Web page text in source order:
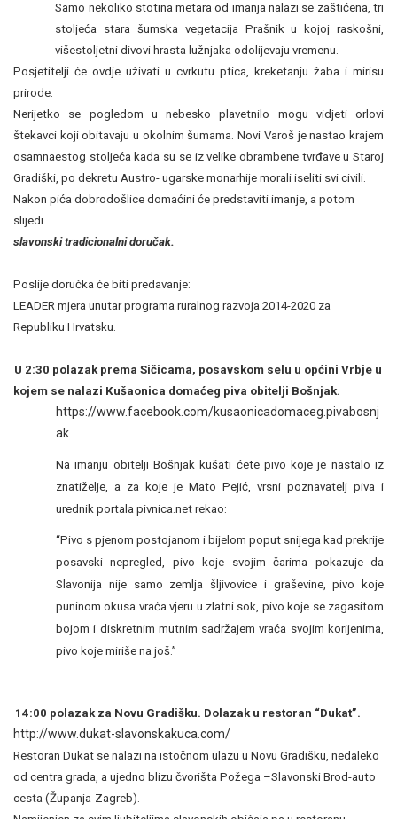
Samo nekoliko stotina metara od imanja nalazi se zaštićena, tri
stoljeća stara šumska vegetacija Prašnik u kojoj raskošni,
višestoljetni divovi hrasta lužnjaka odolijevaju vremenu.
Posjetitelji će ovdje uživati u cvrkutu ptica, kreketanju žaba i mirisu
prirode.
Nerijetko se pogledom u nebesko plavetnilo mogu vidjeti orlovi
štekavci koji obitavaju u okolnim šumama. Novi Varoš je nastao krajem
osamnaestog stoljeća kada su se iz velike obrambene tvrđave u Staroj
Gradiški, po dekretu Austro- ugarske monarhije morali iseliti svi civili.
Nakon pića dobrodošlice domaćini će predstaviti imanje, a potom
slijedi
slavonski tradicionalni doručak.
Poslije doručka će biti predavanje:
LEADER mjera unutar programa ruralnog razvoja 2014-2020 za
Republiku Hrvatsku.
U 2:30 polazak prema Sičicama, posavskom selu u općini Vrbje u
kojem se nalazi Kušaonica domaćeg piva obitelji Bošnjak.
https://www.facebook.com/kusaonicadomaceg.pivabosnj
ak
Na imanju obitelji Bošnjak kušati ćete pivo koje je nastalo iz
znatiželje, a za koje je Mato Pejić, vrsni poznavatelj piva i
urednik portala pivnica.net rekao:
“Pivo s pjenom postojanom i bijelom poput snijega kad prekrije
posavski nepregled, pivo koje svojim čarima pokazuje da
Slavonija nije samo zemlja šljivovice i graševine, pivo koje
puninom okusa vraća vjeru u zlatni sok, pivo koje se zagasitom
bojom i diskretnim mutnim sadržajem vraća svojim korijenima,
pivo koje miriše na još.”
U 14:00 polazak za Novu Gradišku. Dolazak u restoran “Dukat”.
http://www.dukat-slavonskakuca.com/
Restoran Dukat se nalazi na istočnom ulazu u Novu Gradišku, nedaleko
od centra grada, a ujedno blizu čvorišta Požega –Slavonski Brod-auto
cesta (Županja-Zagreb).